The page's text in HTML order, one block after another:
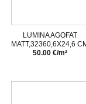
LUMINA AGOFAT
MATT,32360,6X24,6
50.00 €/m²